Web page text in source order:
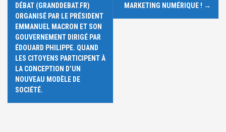
g
t
DÉBAT (GRANDDEBAT.FR)
ORGANISÉ PAR LE PRÉSIDENT
EMMANUEL MACRON ET SON
GOUVERNEMENT DIRIGÉ PAR
ÉDOUARD PHILIPPE. QUAND
LES CITOYENS PARTICIPENT À
LA CONCEPTION D’UN
NOUVEAU MODÈLE DE
SOCIÉTÉ.
MARKETING NUMÉRIQUE ! →